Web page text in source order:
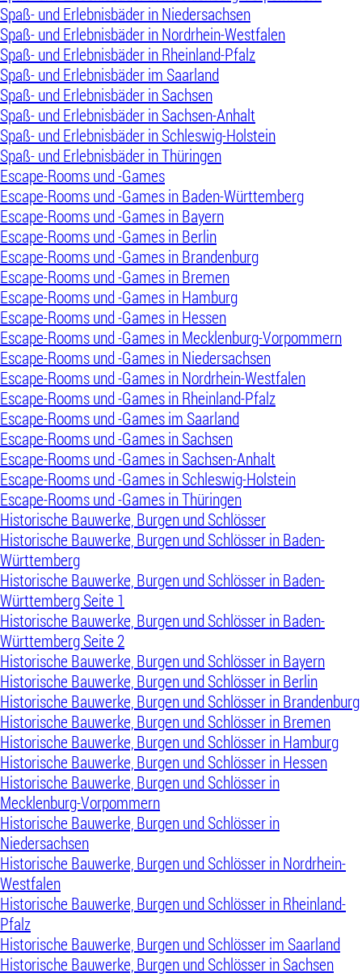
Spaß- und Erlebnisbäder in Niedersachsen
Spaß- und Erlebnisbäder in Nordrhein-Westfalen
Spaß- und Erlebnisbäder in Rheinland-Pfalz
Spaß- und Erlebnisbäder im Saarland
Spaß- und Erlebnisbäder in Sachsen
Spaß- und Erlebnisbäder in Sachsen-Anhalt
Spaß- und Erlebnisbäder in Schleswig-Holstein
Spaß- und Erlebnisbäder in Thüringen
Escape-Rooms und -Games
Escape-Rooms und -Games in Baden-Württemberg
Escape-Rooms und -Games in Bayern
Escape-Rooms und -Games in Berlin
Escape-Rooms und -Games in Brandenburg
Escape-Rooms und -Games in Bremen
Escape-Rooms und -Games in Hamburg
Escape-Rooms und -Games in Hessen
Escape-Rooms und -Games in Mecklenburg-Vorpommern
Escape-Rooms und -Games in Niedersachsen
Escape-Rooms und -Games in Nordrhein-Westfalen
Escape-Rooms und -Games in Rheinland-Pfalz
Escape-Rooms und -Games im Saarland
Escape-Rooms und -Games in Sachsen
Escape-Rooms und -Games in Sachsen-Anhalt
Escape-Rooms und -Games in Schleswig-Holstein
Escape-Rooms und -Games in Thüringen
Historische Bauwerke, Burgen und Schlösser
Historische Bauwerke, Burgen und Schlösser in Baden-
Württemberg
Historische Bauwerke, Burgen und Schlösser in Baden-
Württemberg Seite 1
Historische Bauwerke, Burgen und Schlösser in Baden-
Württemberg Seite 2
Historische Bauwerke, Burgen und Schlösser in Bayern
Historische Bauwerke, Burgen und Schlösser in Berlin
Historische Bauwerke, Burgen und Schlösser in Brandenburg
Historische Bauwerke, Burgen und Schlösser in Bremen
Historische Bauwerke, Burgen und Schlösser in Hamburg
Historische Bauwerke, Burgen und Schlösser in Hessen
Historische Bauwerke, Burgen und Schlösser in
Mecklenburg-Vorpommern
Historische Bauwerke, Burgen und Schlösser in
Niedersachsen
Historische Bauwerke, Burgen und Schlösser in Nordrhein-
Westfalen
Historische Bauwerke, Burgen und Schlösser in Rheinland-
Pfalz
Historische Bauwerke, Burgen und Schlösser im Saarland
Historische Bauwerke, Burgen und Schlösser in Sachsen